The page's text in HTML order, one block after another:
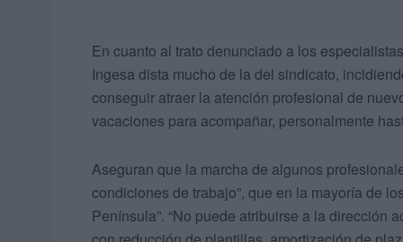
En cuanto al trato denunciado a los
Ingesa dista mucho de la del sindicato,
conseguir atraer la atención profesional de
vacaciones para acompañar, personalmente
Aseguran que la marcha de algunos
condiciones de trabajo”, que en la mayoría de
Península”. “No puede atribuirse a la dirección